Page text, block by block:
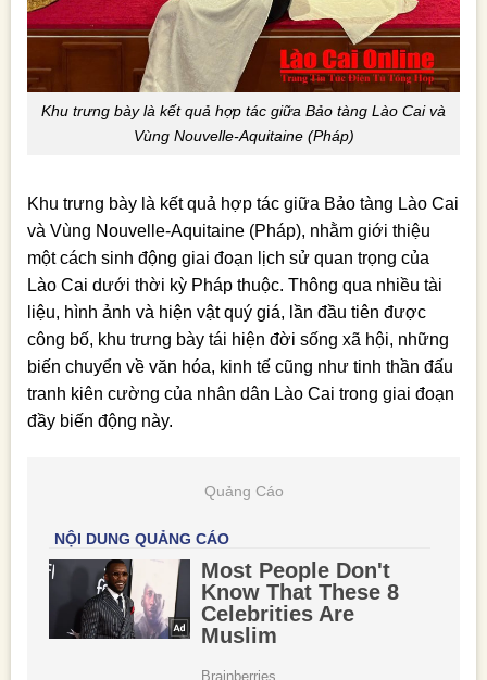
Khu trưng bày là kết quả hợp tác giữa Bảo tàng Lào Cai và
Vùng Nouvelle-Aquitaine (Pháp)
Khu trưng bày là kết quả hợp tác giữa Bảo tàng Lào Cai
và Vùng Nouvelle-Aquitaine (Pháp), nhằm giới thiệu
một cách sinh động giai đoạn lịch sử quan trọng của
Lào Cai dưới thời kỳ Pháp thuộc. Thông qua nhiều tài
liệu, hình ảnh và hiện vật quý giá, lần đầu tiên được
công bố, khu trưng bày tái hiện đời sống xã hội, những
biến chuyển về văn hóa, kinh tế cũng như tinh thần đấu
tranh kiên cường của nhân dân Lào Cai trong giai đoạn
đầy biến động này.
Quảng Cáo